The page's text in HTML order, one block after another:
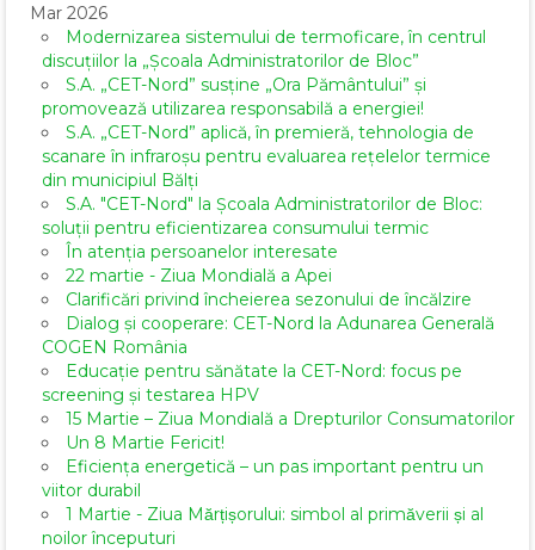
Mar 2026
Modernizarea sistemului de termoficare, în centrul
discuțiilor la „Școala Administratorilor de Bloc”
S.A. „CET-Nord” susține „Ora Pământului” și
promovează utilizarea responsabilă a energiei!
S.A. „CET-Nord” aplică, în premieră, tehnologia de
scanare în infraroșu pentru evaluarea rețelelor termice
din municipiul Bălți
S.A. "CET-Nord" la Școala Administratorilor de Bloc:
soluții pentru eficientizarea consumului termic
În atenția persoanelor interesate
22 martie - Ziua Mondială a Apei
Clarificări privind încheierea sezonului de încălzire
Dialog și cooperare: CET-Nord la Adunarea Generală
COGEN România
Educație pentru sănătate la CET-Nord: focus pe
screening și testarea HPV
15 Martie – Ziua Mondială a Drepturilor Consumatorilor
Un 8 Martie Fericit!
Eficiența energetică – un pas important pentru un
viitor durabil
1 Martie - Ziua Mărțișorului: simbol al primăverii și al
noilor începuturi